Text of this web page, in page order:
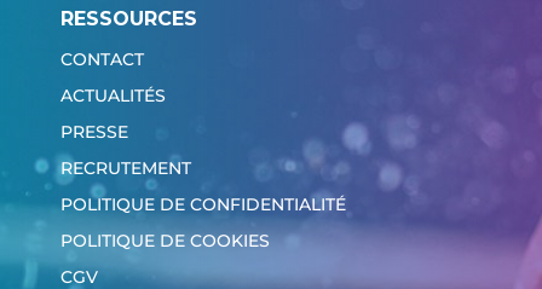
RESSOURCES
CONTACT
ACTUALITÉS
PRESSE
RECRUTEMENT
POLITIQUE DE CONFIDENTIALITÉ
POLITIQUE DE COOKIES
CGV